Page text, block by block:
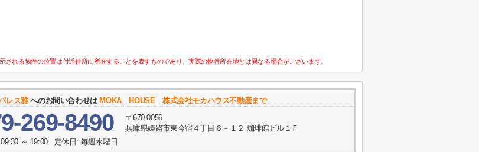
される物件の位置は付近住所に所在することを表すものであり、実際の物件所在地とは異なる場合がございます。
レス雅へのお問い合わせは MOKA HOUSE 株式会社モカハウス不動産まで
269-8490
〒670-0056
兵庫県姫路市東今宿４丁目６－１２ 珈琲館ビル１Ｆ
09:30 ～ 19:00 定休日: 毎週水曜日